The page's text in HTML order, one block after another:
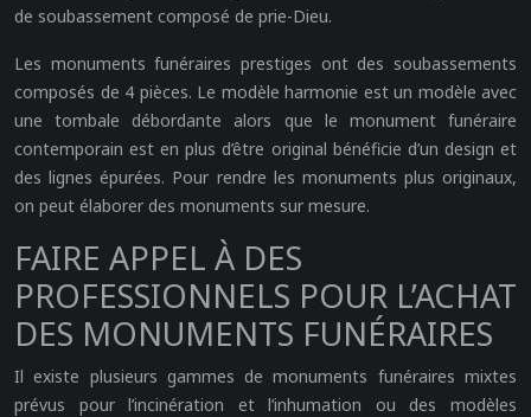
de soubassement composé de prie-Dieu.
Les monuments funéraires prestiges ont des soubassements
composés de 4 pièces. Le modèle harmonie est un modèle avec
une tombale débordante alors que le monument funéraire
contemporain est en plus d’être original bénéficie d’un design et
des lignes épurées. Pour rendre les monuments plus originaux,
on peut élaborer des monuments sur mesure.
FAIRE APPEL À DES
PROFESSIONNELS POUR L’ACHAT
DES MONUMENTS FUNÉRAIRES
Il existe plusieurs gammes de monuments funéraires mixtes
prévus pour l’incinération et l’inhumation ou des modèles